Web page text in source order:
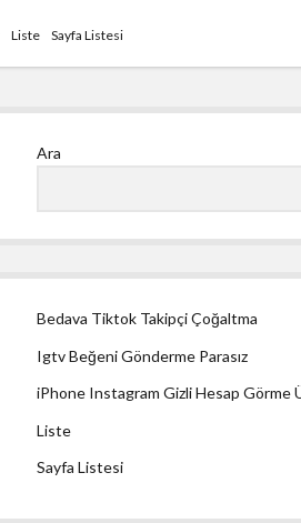
Liste Sayfa Listesi
Ara
Bedava Tiktok Takipçi Çoğaltma
Igtv Beğeni Gönderme Parasız
iPhone Instagram Gizli Hesap Görme
Liste
Sayfa Listesi